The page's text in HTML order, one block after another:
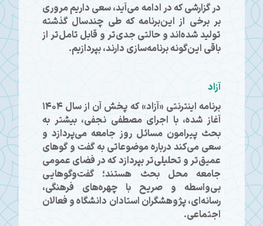
در گزارشی که در ادامه می‌آید، سعی داریم مروری
بر برخی از این‌برنامه که طی چندسال گذشته
تولید شده‌اند و حالتی جدی‌تر و قابل تامل‌تر از
باقی این‌گونه برنامه‌سازی دارند، بپردازیم.
آزاد
برنامه اینترنتی «آزاد» که پخش آن از سال ۱۴۰۴
آغاز شده، با اجرای مصطفی نجفی، بیشتر به
بحث پیرامون مسائل روز جامعه می‌پردازد و
سعی می‌کند درباره موضوعاتی به گفت و گوهای
عمیق‌تر و تحلیلی‌تر بپردازد که در فضای عمومی
جامعه محل بحث هستند؛ گفت‌وگوهایی
بی‌واسطه و صریح با چهره‌های فرهنگی،
رسانه‌ای، پژوهشگران استادان دانشگاه و فعالان
اجتماعی.